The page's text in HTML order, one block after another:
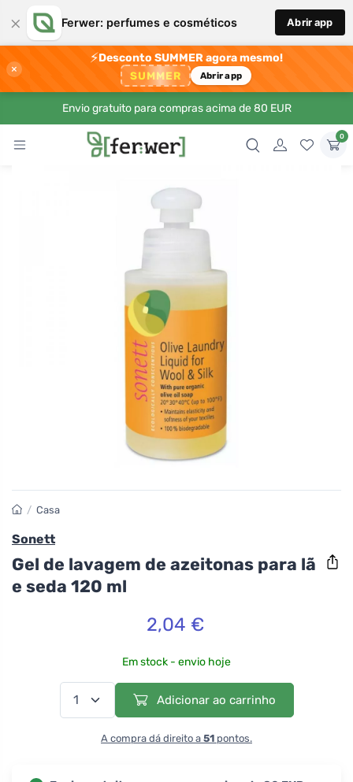
× Ferwer: perfumes e cosméticos Abrir app
×
⚡Desconto SUMMER agora mesmo!
SUMMER Abrir app
Envio gratuito para compras acima de 80 EUR
0
/ Casa
Sonett
Gel de lavagem de azeitonas para lã
e seda 120 ml
2,04 €
Em stock - envio hoje
Adicionar ao carrinho
A compra dá direito a 51 pontos.